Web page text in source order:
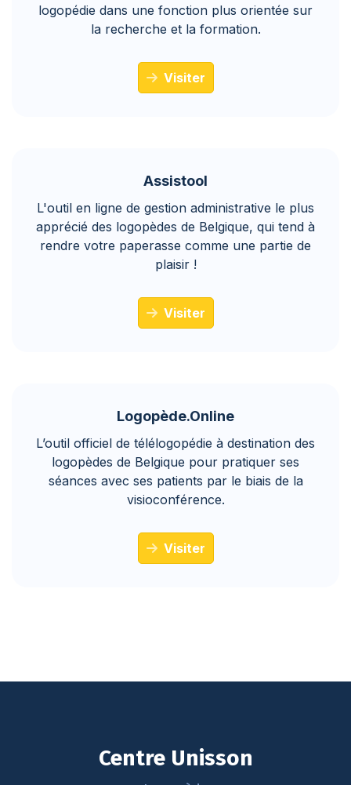
logopédie dans une fonction plus orientée sur
la recherche et la formation.
Visiter
Assistool
L'outil en ligne de gestion administrative le plus
apprécié des logopèdes de Belgique, qui tend à
rendre votre paperasse comme une partie de
plaisir !
Visiter
Logopède.Online
L’outil officiel de télélogopédie à destination des
logopèdes de Belgique pour pratiquer ses
séances avec ses patients par le biais de la
visioconférence.
Visiter
Centre Unisson